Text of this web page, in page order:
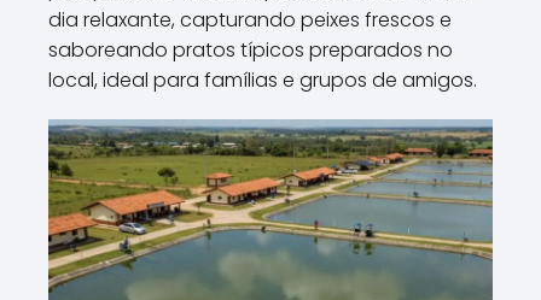
dia relaxante, capturando peixes frescos e
saboreando pratos típicos preparados no
local, ideal para famílias e grupos de amigos.